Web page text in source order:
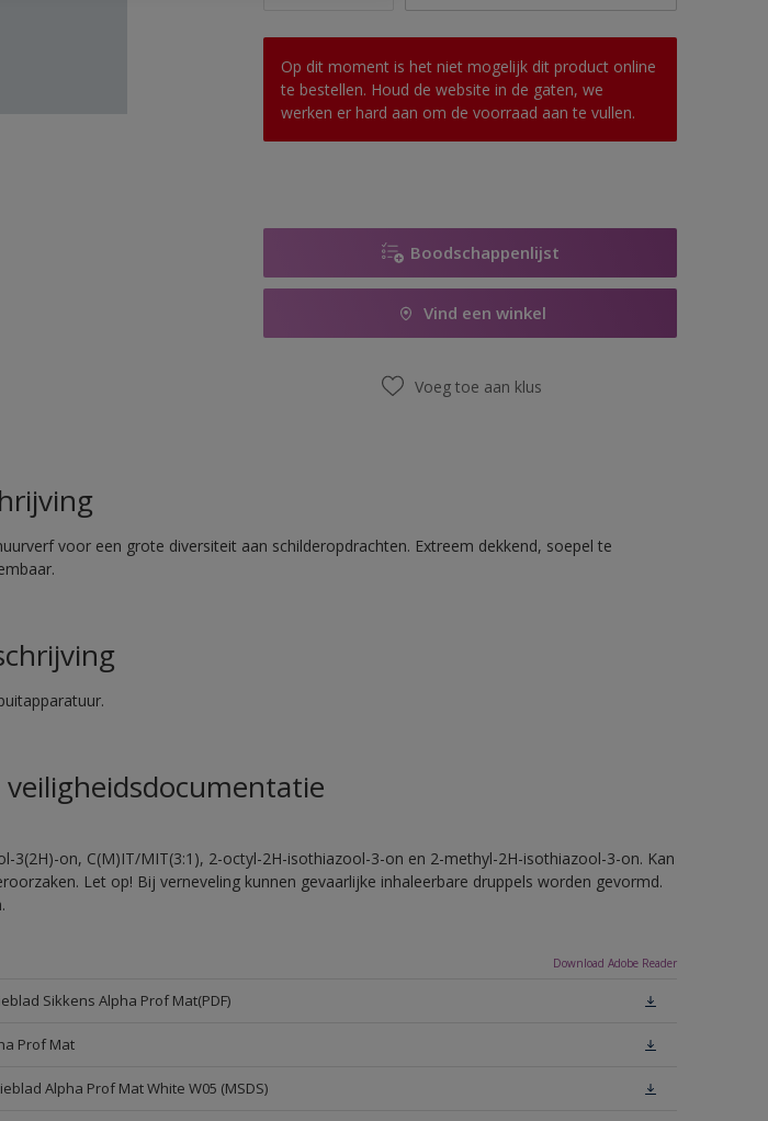
Op dit moment is het niet mogelijk dit product online
te bestellen. Houd de website in de gaten, we
werken er hard aan om de voorraad aan te vullen.
Boodschappenlijst
Vind een winkel
Voeg toe aan klus
voor een grote diversiteit aan schilderopdrachten. Extreem dekkend, soepel te
3(2H)-on, C(M)IT/MIT(3:1), 2-octyl-2H-isothiazool-3-on en 2-methyl-2H-isothiazool-3-on. Kan
Let op! Bij verneveling kunnen gevaarlijke inhaleerbare druppels worden gevormd.
Download Adobe Reader
Sikkens Alpha Prof Mat(PDF)
Prof Mat
Alpha Prof Mat White W05 (MSDS)